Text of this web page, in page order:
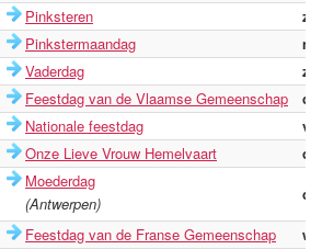
Pinksteren
Pinkstermaandag
Vaderdag
Feestdag van de Vlaamse Gemeenschap
Nationale feestdag
Onze Lieve Vrouw Hemelvaart
Moederdag
(Antwerpen)
Feestdag van de Franse Gemeenschap